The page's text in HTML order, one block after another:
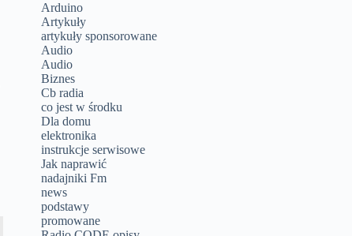
Arduino
Artykuły
artykuły sponsorowane
Audio
Audio
Biznes
Cb radia
co jest w środku
Dla domu
elektronika
instrukcje serwisowe
Jak naprawić
nadajniki Fm
news
podstawy
promowane